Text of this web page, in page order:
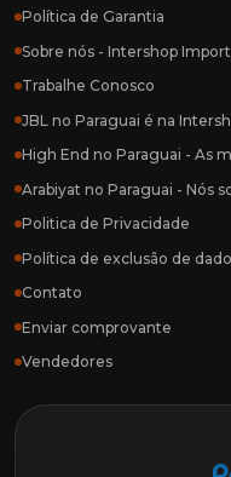
Política de Garantia
Sobre nós - Intershop
Trabalhe Conosco
JBL no Paraguai é na
High End no Paraguai - As
Arabiyat no Paraguai - Nós
Politica de Privacidade
Política de exclusão de
Contato
Enviar comprovante
Vendedores